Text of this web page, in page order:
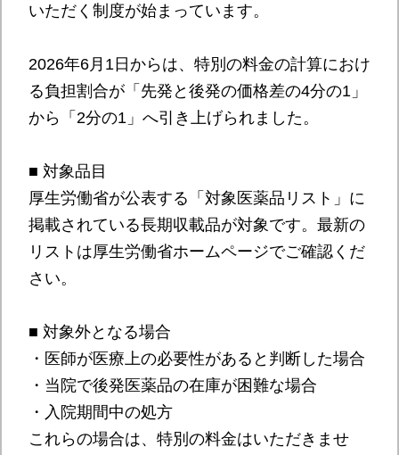
いただく制度が始まっています。
2026年6月1日からは、特別の料金の計算におけ
る負担割合が「先発と後発の価格差の4分の1」
から「2分の1」へ引き上げられました。
■ 対象品目
厚生労働省が公表する「対象医薬品リスト」に
掲載されている長期収載品が対象です。最新の
リストは厚生労働省ホームページでご確認くだ
さい。
■ 対象外となる場合
・医師が医療上の必要性があると判断した場合
・当院で後発医薬品の在庫が困難な場合
・入院期間中の処方
これらの場合は、特別の料金はいただきませ